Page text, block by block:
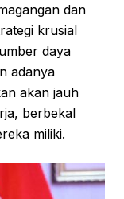
dan
krusial
daya
adanya
akan jauh
berbekal
miliki.